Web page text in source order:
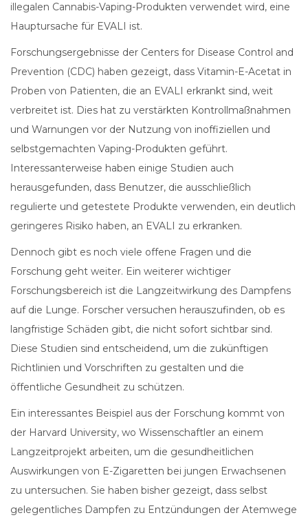
illegalen Cannabis-Vaping-Produkten verwendet wird, eine
Hauptursache für EVALI ist.
Forschungsergebnisse der Centers for Disease Control and
Prevention (CDC) haben gezeigt, dass Vitamin-E-Acetat in
Proben von Patienten, die an EVALI erkrankt sind, weit
verbreitet ist. Dies hat zu verstärkten Kontrollmaßnahmen
und Warnungen vor der Nutzung von inoffiziellen und
selbstgemachten Vaping-Produkten geführt.
Interessanterweise haben einige Studien auch
herausgefunden, dass Benutzer, die ausschließlich
regulierte und getestete Produkte verwenden, ein deutlich
geringeres Risiko haben, an EVALI zu erkranken.
Dennoch gibt es noch viele offene Fragen und die
Forschung geht weiter. Ein weiterer wichtiger
Forschungsbereich ist die Langzeitwirkung des Dampfens
auf die Lunge. Forscher versuchen herauszufinden, ob es
langfristige Schäden gibt, die nicht sofort sichtbar sind.
Diese Studien sind entscheidend, um die zukünftigen
Richtlinien und Vorschriften zu gestalten und die
öffentliche Gesundheit zu schützen.
Ein interessantes Beispiel aus der Forschung kommt von
der Harvard University, wo Wissenschaftler an einem
Langzeitprojekt arbeiten, um die gesundheitlichen
Auswirkungen von E-Zigaretten bei jungen Erwachsenen
zu untersuchen. Sie haben bisher gezeigt, dass selbst
gelegentliches Dampfen zu Entzündungen der Atemwege